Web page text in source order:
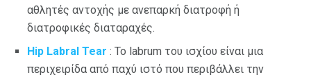
αθλητές αντοχής με ανεπαρκή διατροφή ή
διατροφικές διαταραχές.
Hip Labral Tear : Το labrum του ισχίου είναι μια
περιχειρίδα από παχύ ιστό που περιβάλλει την